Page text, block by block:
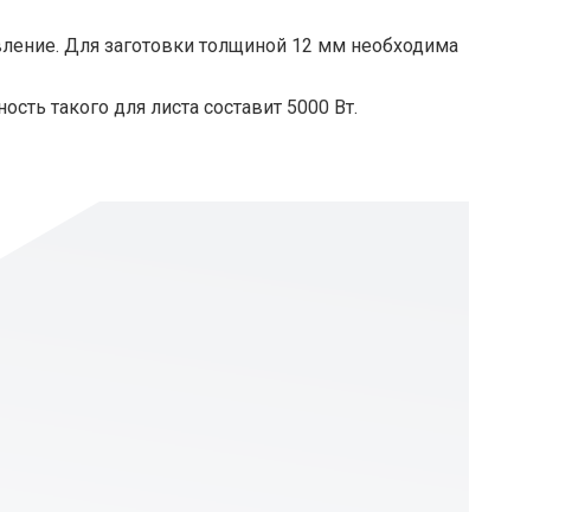
Для заготовки толщиной 12 мм необходима
такого для листа составит 5000 Вт.